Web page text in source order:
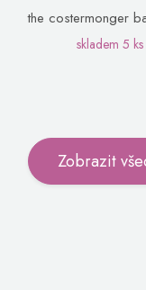
the costermonger
skladem 5 ks
Zobrazit